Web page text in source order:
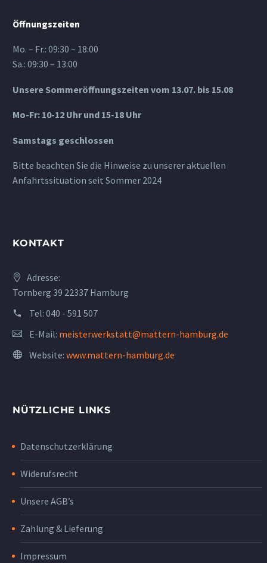
Öffnungszeiten
Mo. – Fr.: 09:30 – 18:00
Sa.: 09:30 – 13:00
Unsere Sommeröffnungszeiten vom 13.07. bis 15.08
Mo-Fr: 10-12 Uhr und 15-18 Uhr
Samstags geschlossen
Bitte beachten Sie die Hinweise zu unserer aktuellen
Anfahrtssituation seit Sommer 2024
KONTAKT
Adresse:
Tornberg 39 22337 Hamburg
Tel: 040 - 591 507
E-Mail: meisterwerkstatt@mattern-hamburg.de
Website: www.mattern-hamburg.de
NÜTZLICHE LINKS
Datenschutzerklärung
Widerufsrecht
Unsere AGB’s
Zahlung & Lieferung
Impressum